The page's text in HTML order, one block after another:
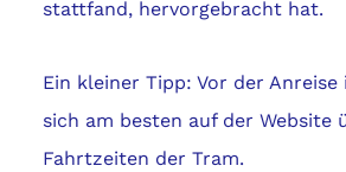
stattfand, hervorgebracht hat.
Ein kleiner Tipp: Vor der
sich am besten auf der Website
Fahrtzeiten der Tram.